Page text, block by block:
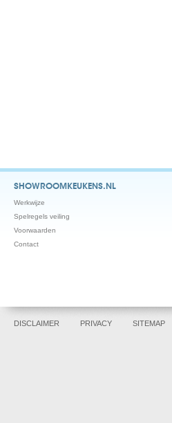
SHOWROOMKEUKENS.NL
Werkwijze
Spelregels veiling
Voorwaarden
Contact
DISCLAIMER PRIVACY SITEMAP